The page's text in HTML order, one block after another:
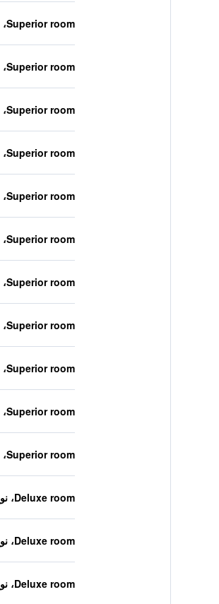
Superior room، نوع السرير غير معروف
Superior room، نوع السرير غير معروف
Superior room، نوع السرير غير معروف
Superior room، نوع السرير غير معروف
Superior room، نوع السرير غير معروف
Superior room، نوع السرير غير معروف
Superior room، نوع السرير غير معروف
Superior room، نوع السرير غير معروف
Superior room، نوع السرير غير معروف
Superior room، نوع السرير غير معروف
Superior room، نوع السرير غير معروف
Deluxe room، نوع السرير غير معروف
Deluxe room، نوع السرير غير معروف
Deluxe room، نوع السرير غير معروف